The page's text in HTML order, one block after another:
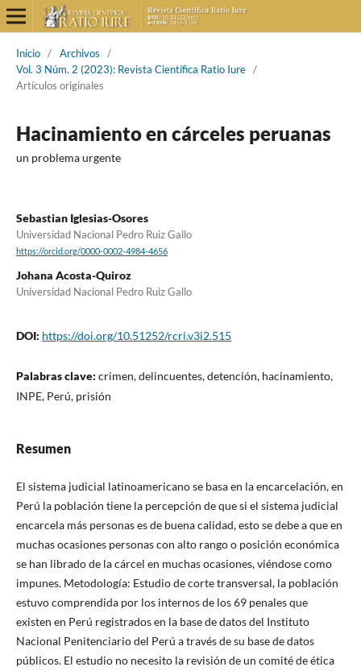
Inicio / Archivos
/
Vol. 3 Núm. 2 (2023): Revista Científica Ratio Iure /
Artículos originales
Hacinamiento en cárceles peruanas
un problema urgente
Sebastian Iglesias-Osores
Universidad Nacional Pedro Ruiz Gallo
https://orcid.org/0000-0002-4984-4656
Johana Acosta-Quiroz
Universidad Nacional Pedro Ruiz Gallo
DOI: https://doi.org/10.51252/rcri.v3i2.515
Palabras clave: crimen, delincuentes, detención, hacinamiento,
INPE, Perú, prisión
Resumen
El sistema judicial latinoamericano se basa en la encarcelación, en
Perú la población tiene la percepción de que si el sistema judicial
encarcela más personas es de buena calidad, esto se debe a que en
muchas ocasiones personas con alto rango o posición económica
se han librado de la cárcel en muchas ocasiones, viéndose como
impunes. Metodología: Estudio de corte transversal, la población
estuvo comprendida por los internos de los 69 penales que
existen en Perú registrados en la base de datos del Instituto
Nacional Penitenciario del Perú a través de su base de datos
públicos. El estudio no necesito la revisión de un comité de ética